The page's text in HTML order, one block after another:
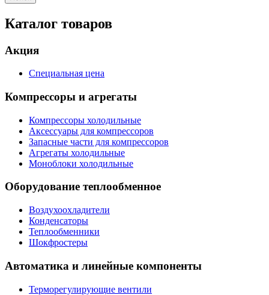
Каталог товаров
Акция
Специальная цена
Компрессоры и агрегаты
Компрессоры холодильные
Аксессуары для компрессоров
Запасные части для компрессоров
Агрегаты холодильные
Моноблоки холодильные
Оборудование теплообменное
Воздухоохладители
Конденсаторы
Теплообменники
Шокфростеры
Автоматика и линейные компоненты
Терморегулирующие вентили